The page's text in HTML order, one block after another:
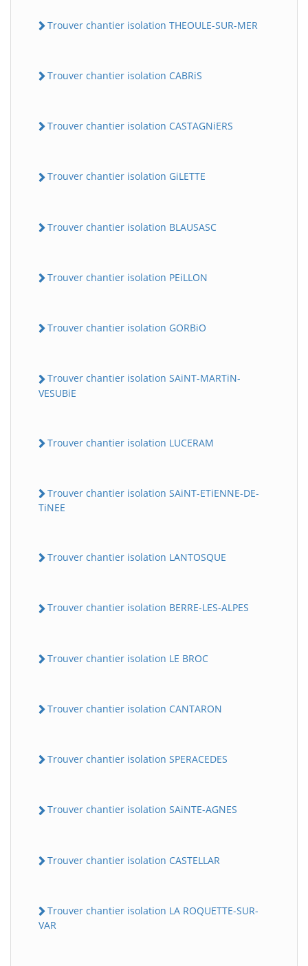
Trouver chantier isolation THEOULE-SUR-MER
Trouver chantier isolation CABRiS
Trouver chantier isolation CASTAGNiERS
Trouver chantier isolation GiLETTE
Trouver chantier isolation BLAUSASC
Trouver chantier isolation PEiLLON
Trouver chantier isolation GORBiO
Trouver chantier isolation SAiNT-MARTiN-
VESUBiE
Trouver chantier isolation LUCERAM
Trouver chantier isolation SAiNT-ETiENNE-DE-
TiNEE
Trouver chantier isolation LANTOSQUE
Trouver chantier isolation BERRE-LES-ALPES
Trouver chantier isolation LE BROC
Trouver chantier isolation CANTARON
Trouver chantier isolation SPERACEDES
Trouver chantier isolation SAiNTE-AGNES
Trouver chantier isolation CASTELLAR
Trouver chantier isolation LA ROQUETTE-SUR-
VAR